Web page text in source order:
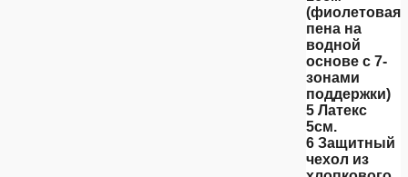
(фиолетовая
пена на
водной
основе с 7-
зонами
поддержки)
5 Латекс
5см.
6 Защитный
чехол из